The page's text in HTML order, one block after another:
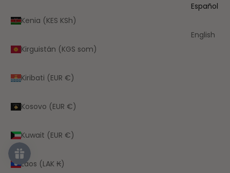
Kenia (KES KSh)
Kirguistán (KGS som)
Kiribati (EUR €)
Kosovo (EUR €)
Kuwait (EUR €)
Laos (LAK ₭)
Español
English